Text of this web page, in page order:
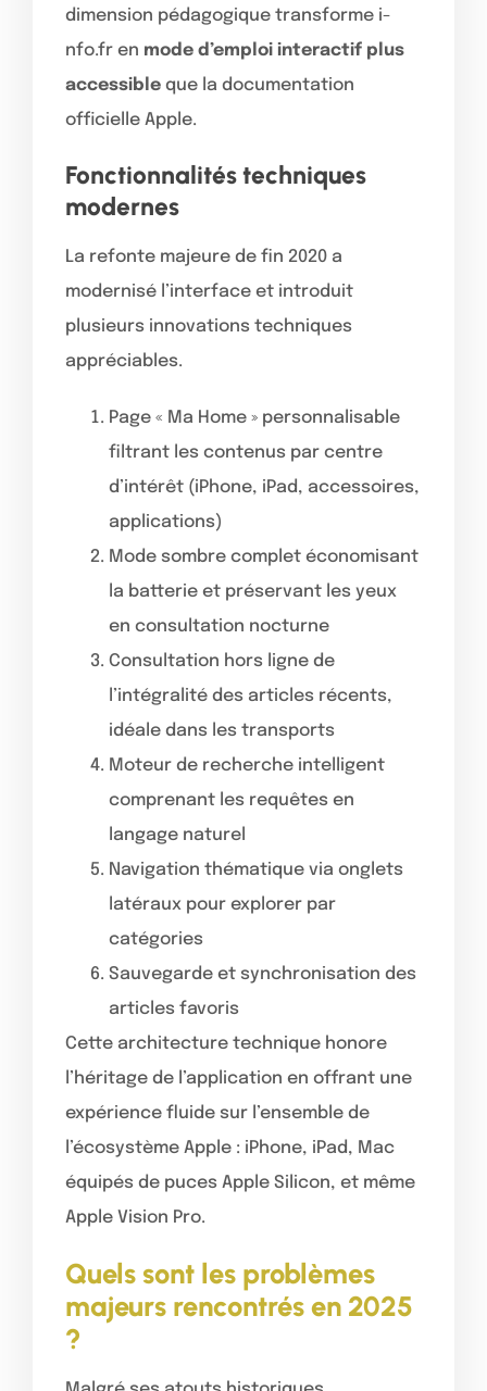
dimension pédagogique transforme i-
nfo.fr en mode d’emploi interactif plus
accessible que la documentation
officielle Apple.
Fonctionnalités techniques
modernes
La refonte majeure de fin 2020 a
modernisé l’interface et introduit
plusieurs innovations techniques
appréciables.
Page « Ma Home » personnalisable
filtrant les contenus par centre
d’intérêt (iPhone, iPad, accessoires,
applications)
Mode sombre complet économisant
la batterie et préservant les yeux
en consultation nocturne
Consultation hors ligne de
l’intégralité des articles récents,
idéale dans les transports
Moteur de recherche intelligent
comprenant les requêtes en
langage naturel
Navigation thématique via onglets
latéraux pour explorer par
catégories
Sauvegarde et synchronisation des
articles favoris
Cette architecture technique honore
l’héritage de l’application en offrant une
expérience fluide sur l’ensemble de
l’écosystème Apple : iPhone, iPad, Mac
équipés de puces Apple Silicon, et même
Apple Vision Pro.
Quels sont les problèmes
majeurs rencontrés en 2025
?